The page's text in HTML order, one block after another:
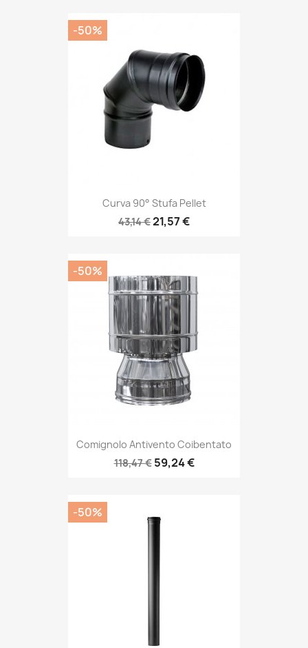
Curva 90° Stufa Pellet
43,14 €21,57 €
-50%
Comignolo Antivento Coibentato
118,47 € 59,24 €
-50%
-50%